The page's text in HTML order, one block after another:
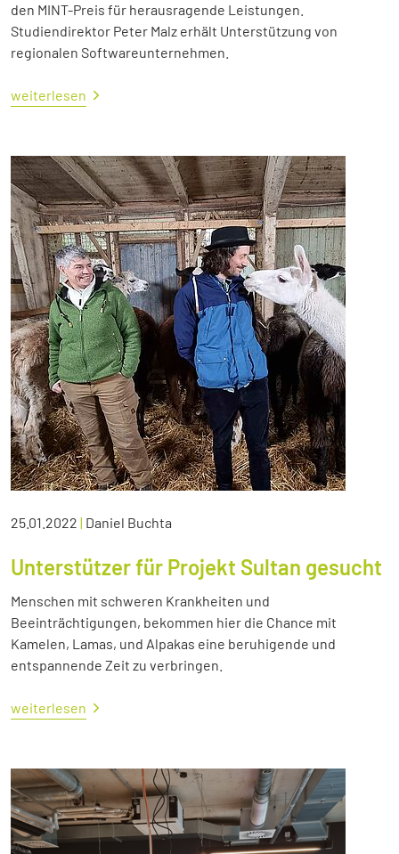
den MINT-Preis für herausragende Leistungen.
Studiendirektor Peter Malz erhält Unterstützung von
regionalen Softwareunternehmen.
weiterlesen
25.01.2022 | Daniel Buchta
Unterstützer für Projekt Sultan gesucht
Menschen mit schweren Krankheiten und
Beeinträchtigungen, bekommen hier die Chance mit
Kamelen, Lamas, und Alpakas eine beruhigende und
entspannende Zeit zu verbringen.
weiterlesen